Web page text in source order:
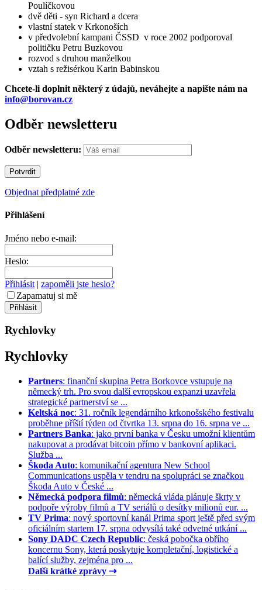
Poulíčkovou
dvě děti - syn Richard a dcera
vlastní statek v Krkonoších
v předvolební kampani ČSSD v roce 2002 podporoval
političku Petru Buzkovou
rozvod s druhou manželkou
vztah s režisérkou Karin Babinskou
Chcete-li doplnit některý z údajů, neváhejte a napište nám na
info@borovan.cz
Odběr newsletteru
Odběr newsletteru:
Objednat předplatné zde
Přihlášení
Jméno nebo e-mail:
Heslo:
Přihlásit | zapoměli jste heslo?
Zapamatuj si mě
Rychlovky
Rychlovky
Partners: finanční skupina Petra Borkovce vstupuje na
německý trh. Pro svou další evropskou expanzi uzavřela
strategické partnerství se ...
Keltská noc: 31. ročník legendárního krkonošského festivalu
proběhne příští týden od čtvrtka 13. srpna do 16. srpna ve ...
Partners Banka: jako první banka v Česku umožní klientům
nakupovat a prodávat bitcoin přímo v bankovní aplikaci.
Služba ...
Škoda Auto: komunikační agentura New School
Communications uspěla v tendru na spolupráci se značkou
Škoda Auto v České ...
Německá podpora filmů: německá vláda plánuje škrty v
podpoře výroby filmů a TV seriálů o desítky milionů eur. ...
TV Prima: nový sportovní kanál Prima sport ještě před svým
oficiálním startem 17. srpna odvysílá také odvetné utkání ...
Sony DADC Czech Republic: česká pobočka obřího
koncernu Sony, která poskytuje kompletační, logistické a
balící služby, zejména pro ...
Další krátké zprávy ⇢